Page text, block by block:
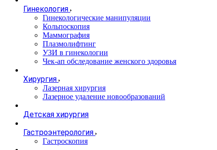
Гинекология
Гинекологические манипуляции
Кольпоскопия
Маммография
Плазмолифтинг
УЗИ в гинекологии
Чек-ап обследование женского здоровья
Хирургия
Лазерная хирургия
Лазерное удаление новообразований
Детская хирургия
Гастроэнтерология
Гастроскопия